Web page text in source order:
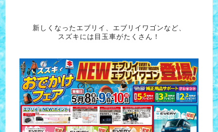
新しくなったエブリイ、エブリイワゴンなど、
スズキには目玉車がたくさん！